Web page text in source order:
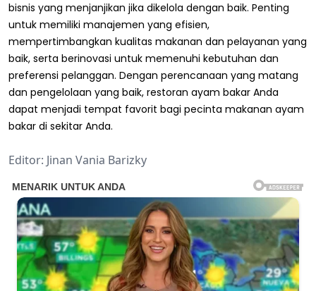
bisnis yang menjanjikan jika dikelola dengan baik. Penting
untuk memiliki manajemen yang efisien,
mempertimbangkan kualitas makanan dan pelayanan yang
baik, serta berinovasi untuk memenuhi kebutuhan dan
preferensi pelanggan. Dengan perencanaan yang matang
dan pengelolaan yang baik, restoran ayam bakar Anda
dapat menjadi tempat favorit bagi pecinta makanan ayam
bakar di sekitar Anda.
Editor: Jinan Vania Barizky